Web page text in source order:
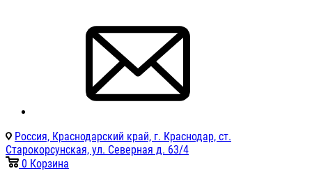
Россия, Краснодарский край, г. Краснодар, ст.
Старокорсунская, ул. Северная д. 63/4
0 Корзина